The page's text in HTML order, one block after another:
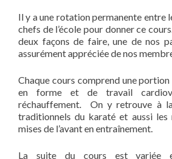
Il y a une rotation permanente entre
chefs de l’école pour donner ce
deux façons de faire, une de nos
assurément appréciée de nos
Chaque cours comprend une
en forme et de travail
réchauffement. On y retrouve à
traditionnels du karaté et aussi les
mises de l’avant en entraînement.
La suite du cours est variée